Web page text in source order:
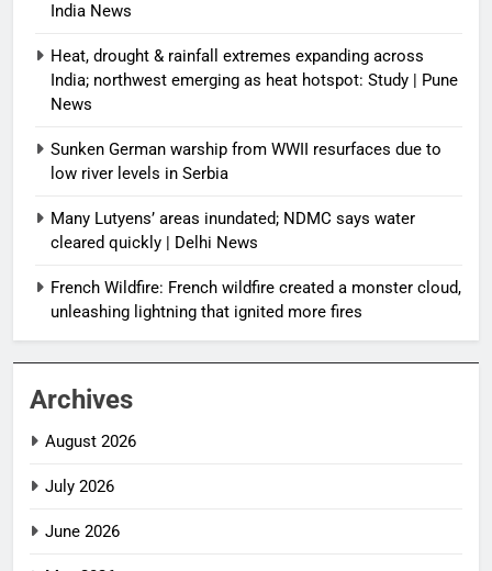
India News
Heat, drought & rainfall extremes expanding across
India; northwest emerging as heat hotspot: Study | Pune
News
Sunken German warship from WWII resurfaces due to
low river levels in Serbia
Many Lutyens’ areas inundated; NDMC says water
cleared quickly | Delhi News
French Wildfire: French wildfire created a monster cloud,
unleashing lightning that ignited more fires
Archives
August 2026
July 2026
June 2026